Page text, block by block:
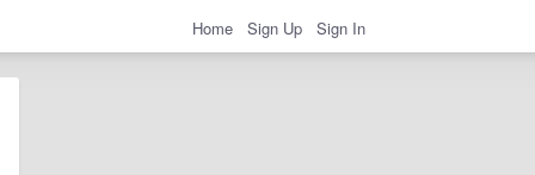
Home Sign Up Sign In